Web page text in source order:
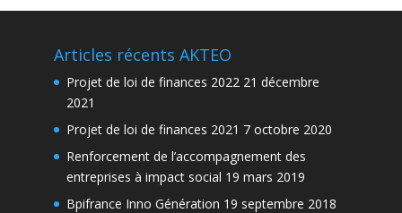
Articles récents AKTEO
Projet de loi de finances 2022 21 décembre
2021
Projet de loi de finances 2021 7 octobre 2020
Renforcement de l’accompagnement des
entreprises à impact social 19 mars 2019
Bpifrance Inno Génération 19 septembre 2018